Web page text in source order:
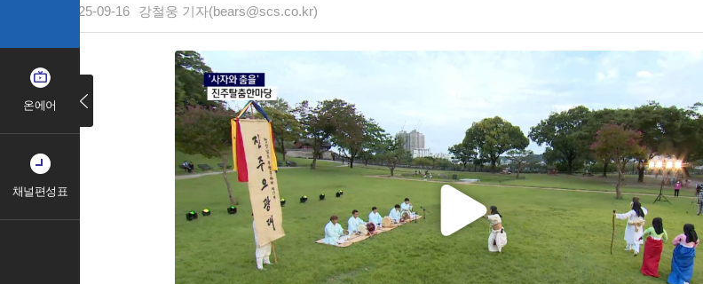
온에어
채널편성표
2025-09-16 강철웅 기자(bears@scs.co.kr)